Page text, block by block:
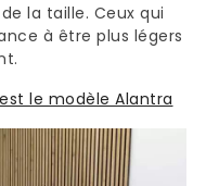
la taille. Ceux qui
à être plus légers
le modèle Alantra